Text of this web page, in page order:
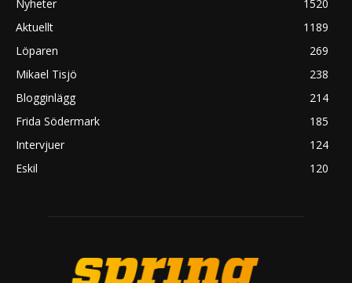
Nyheter
1520
Aktuellt
1189
Löparen
269
Mikael Tisjö
238
Blogginlägg
214
Frida Södermark
185
Intervjuer
124
Eskil
120